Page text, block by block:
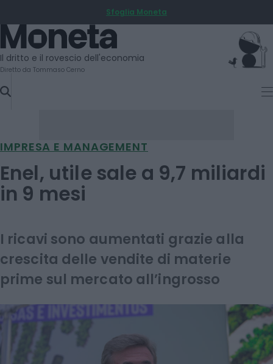
TO
CONTENT
Sfoglia Moneta
Moneta
Il dritto e il rovescio dell'economia
Diretto da Tommaso Cerno
IMPRESA E MANAGEMENT
Enel, utile sale a 9,7 miliardi
in 9 mesi
I ricavi sono aumentati grazie alla
crescita delle vendite di materie
prime sul mercato all’ingrosso